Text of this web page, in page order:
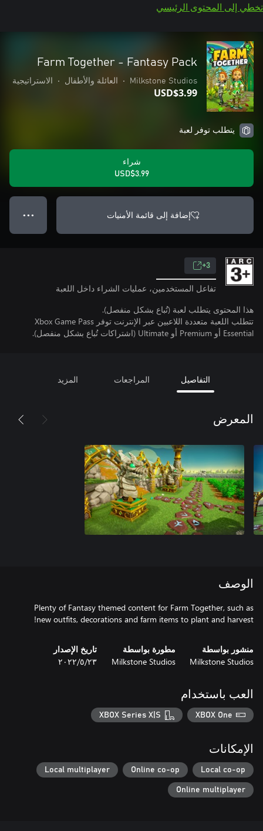
تخطي إلى المحتوى الرئيسي
Farm Together - Fantasy Pack
Milkstone Studios
• العائلة والأطفال • الاستراتيجية
USD$3.99
يتطلب توفر لعبة
شراء
USD$3.99
إضافة إلى قائمة الأمنيات ● ● ●
3+
تفاعل المستخدمين، عمليات الشراء داخل اللعبة
هذا المحتوى يتطلب لعبة (تُباع بشكل منفصل).
تتطلب اللعبة متعددة اللاعبين عبر الإنترنت توفر Xbox Game Pass
Essential أو Premium أو Ultimate (اشتراكات تُباع بشكل منفصل).
التفاصيل المراجعات المزيد
المعرض
الوصف
Plenty of Fantasy themed content for Farm Together, such as
new outfits, decorations and farm items to plant and harvest!
منشور بواسطة
Milkstone Studios
مطورة بواسطة
Milkstone Studios
تاريخ الإصدار
٢٣‏/٥‏/٢٠٢٢
العب باستخدام
XBOX One
XBOX Series X|S
الإمكانات
Local co-op
Online co-op
Local multiplayer
Online multiplayer